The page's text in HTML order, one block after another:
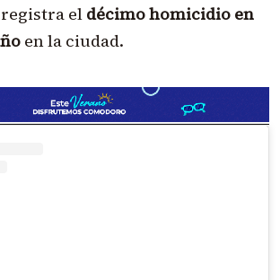
el décimo homicidio en
en la ciudad.